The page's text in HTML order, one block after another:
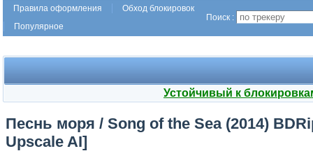
Правила оформления
Обход блокировок
Популярное
Поиск :
Устойчивый к
Песнь моря / Song of the Sea (2014)
Upscale AI]